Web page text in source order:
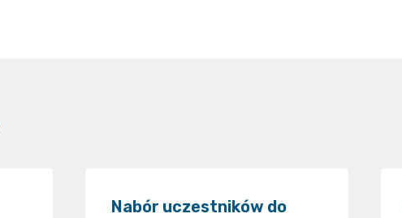
Nabór uczestników do